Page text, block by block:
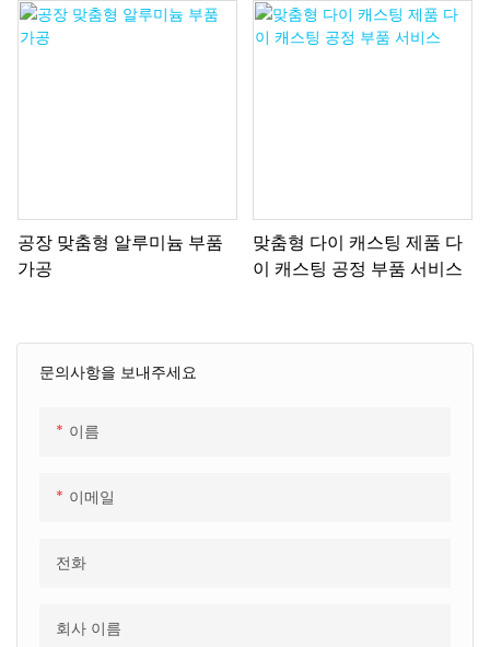
문의사항을 보내주세요
이름
이메일
전화
회사 이름
공장 맞춤형 알루미늄 부품
가공
맞춤형 다이 캐스팅 제품 다
이 캐스팅 공정 부품 서비스